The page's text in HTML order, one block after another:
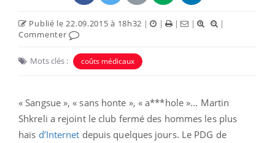
Publié le 22.09.2015 à 18h32 | | | |
|
Commenter
Mots clés : coûts médicaux
« Sangsue », « sans honte », « a***hole »... Martin
Shkreli a rejoint le club fermé des hommes les plus
haïs d’Internet depuis quelques jours. Le PDG de